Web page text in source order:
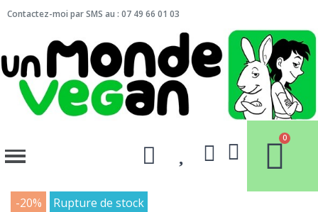
Contactez-moi par SMS au : 07 49 66 01 03
-20% Rupture de stock